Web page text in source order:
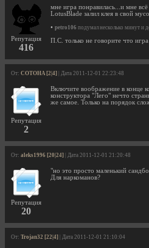
Репутация
416
мне игра понравилась...и мне
LotusBlade залил клея в свой
• petro106 подумал несколько минут и
П.С. только не говорите что
От: COTOHA [2|4] | Дата 2011-12-01 22:23:48
Репутация
2
Включите воображение в конце
конструктора "Лего" нечто
же самое. Только на порядок
От: aleks1996 [20|24] | Дата 2011-12-01 21:20:48
Репутация
20
"но это просто маленький
Для наркоманов?
От: Trojan32 [22|4] | Дата 2011-12-01 21:10:04